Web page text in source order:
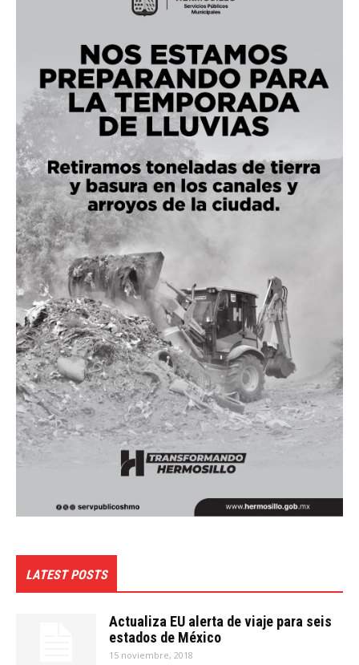
LATEST POSTS
Actualiza EU alerta de viaje para seis
estados de México
15 noviembre, 2018